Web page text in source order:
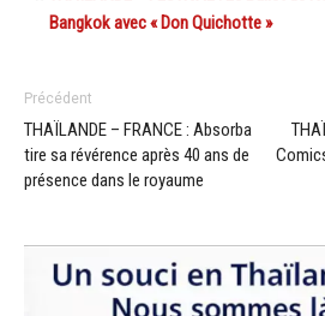
Bangkok avec « Don Quichotte »
Précédent
THAÏLANDE – FRANCE : Absorba
tire sa révérence après 40 ans de
présence dans le royaume